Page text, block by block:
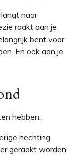
naar
raakt aan je
bent voor
En ook aan je
hebben:
hechting
geraakt worden